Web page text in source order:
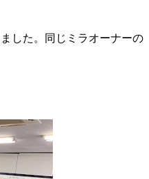
した。同じミラオーナーの